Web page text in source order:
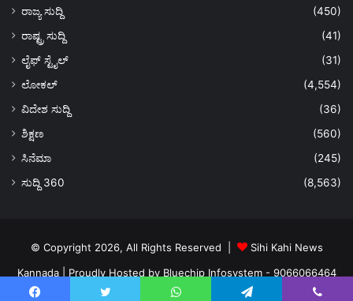
ರಾಜ್ಯ ಸುದ್ದಿ
(450)
ರಾಷ್ಟ್ರ ಸುದ್ದಿ
(41)
ಲೈಫ್ ಸ್ಟೈಲ್
(31)
ಲೋಕಲ್
(4,554)
ವಿದೇಶ ಸುದ್ದಿ
(36)
ಶಿಕ್ಷಣ
(560)
ಸಿನೆಮಾ
(245)
ಸುದ್ದಿ 360
(8,563)
© Copyright 2026, All Rights Reserved |
Sihi Kahi News
Kannada| Proudly Hosted by Bluechip Infosystem - 9066066464
About US
Privacy Policy Ads Policy Terms and Conditions